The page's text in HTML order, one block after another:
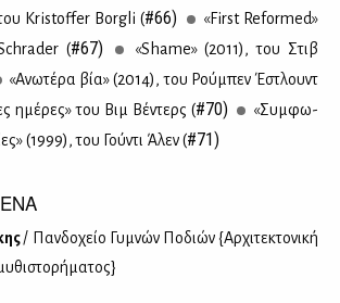
Kristoffer Borgli (#66)
«First Reformed»
(#67)
«Shame» (2011), του Στιβ
«Ανω­τέ­ρα βία» (2014), του Ρού­μπεν Έστλουντ
ημέ­ρες» του Βιμ Βέ­ντερς (#70)
«Συμ­φω­
(1999), του Γού­ντι Άλεν (#71)
/ Παν­δο­χείο Γυ­μνών Πο­διών {Αρ­χι­τε­κτο­νι­κή